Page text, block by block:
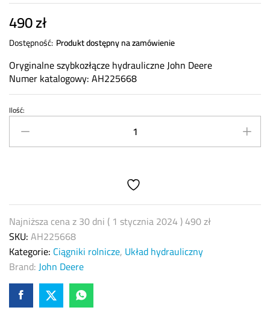
490zł
Dostępność: Produkt dostępny na zamówienie
Oryginalne szybkozłącze hydrauliczne John Deere
Numer katalogowy: AH225668
Gniazdo
szybkozłącze
hydrauliczne
quantity
Ilość:
Najniższa cena z 30 dni ( 1 stycznia 2024)490zł
SKU:AH225668
Kategorie: Ciągniki rolnicze, Układ hydrauliczny
Brand:John Deere